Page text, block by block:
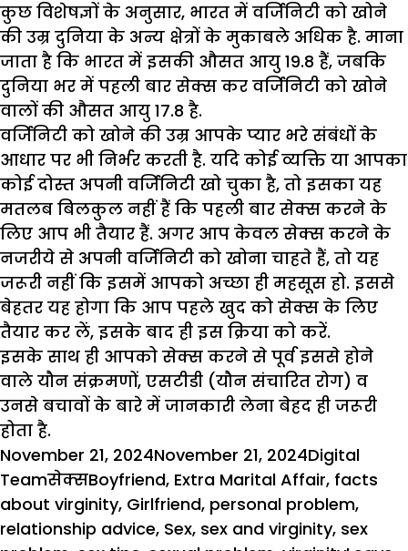
कुछ विशेषज्ञों के अनुसार, भारत में वर्जिनिटी को खोने
की उम्र दुनिया के अन्य क्षेत्रों के मुकाबले अधिक है. माना
जाता है कि भारत में इसकी औसत आयु 19.8 हैं, जबकि
दुनिया भर में पहली बार सेक्स कर वर्जिनिटी को खोने
वालों की औसत आयु 17.8 है.
वर्जिनिटी को खोने की उम्र आपके प्यार भरे संबंधों के
आधार पर भी निर्भर करती है. यदि कोई व्यक्ति या आपका
कोई दोस्त अपनी वर्जिनिटी खो चुका है, तो इसका यह
मतलब बिलकुल नहीं हैं कि पहली बार सेक्स करने के
लिए आप भी तैयार हैं. अगर आप केवल सेक्स करने के
नजरीये से अपनी वर्जिनिटी को खोना चाहते हैं, तो यह
जरूरी नहीं कि इसमें आपको अच्छा ही महसूस हो. इससे
बेहतर यह होगा कि आप पहले खुद को सेक्स के लिए
तैयार कर लें, इसके बाद ही इस क्रिया को करें.
इसके साथ ही आपको सेक्स करने से पूर्व इससे होने
वाले यौन संक्रमणों, एसटीडी (यौन संचारित रोग) व
उनसे बचावों के बारे में जानकारी लेना बेहद ही जरूरी
होता है.
Posted
on
November 21, 2024November 21, 2024Author
Digital
TeamCategories
सेक्सTags
Boyfriend, Extra Marital Affair, facts
about virginity, Girlfriend, personal problem,
relationship advice, Sex, sex and virginity, sex